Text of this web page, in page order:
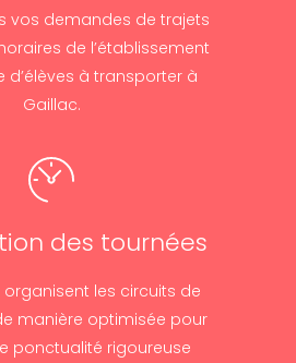
vos demandes de trajets
de l’établissement
d’élèves à transporter à
Gaillac.
des tournées
organisent les circuits de
manière optimisée pour
ponctualité rigoureuse